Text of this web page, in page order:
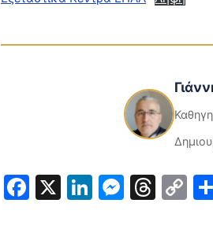
Facebook
X LinkedIn